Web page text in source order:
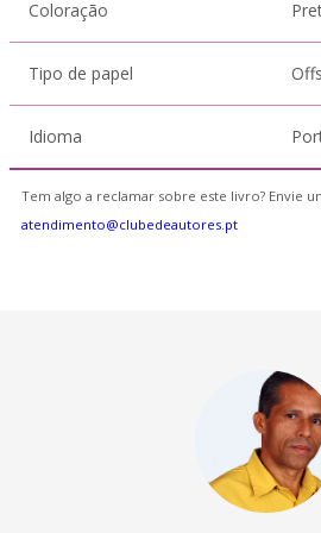
Coloração
Tipo de papel
Idioma
Tem algo a reclamar sobre este livro? Envie
atendimento@clubedeautores.pt